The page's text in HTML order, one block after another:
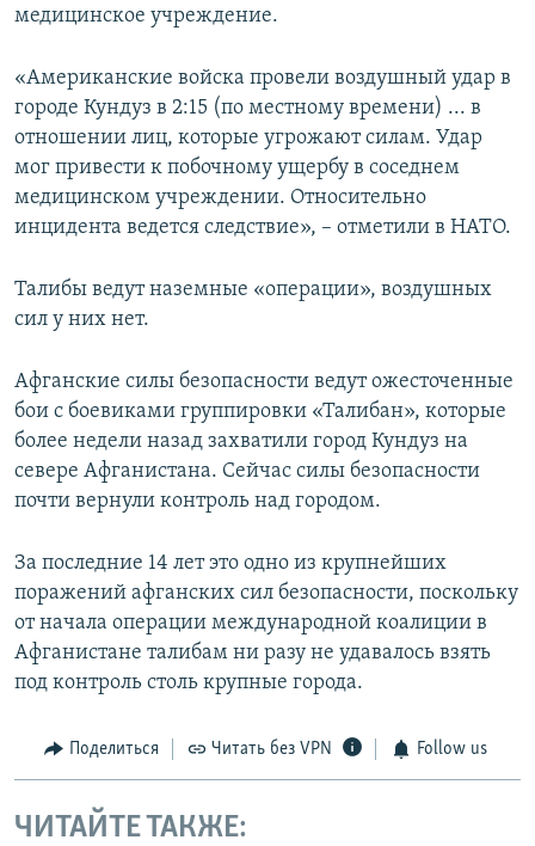
медицинское учреждение.
«Американские войска провели воздушный удар в
городе Кундуз в 2:15 (по местному времени) ... в
отношении лиц, которые угрожают силам. Удар
мог привести к побочному ущербу в соседнем
медицинском учреждении. Относительно
инцидента ведется следствие», – отметили в НАТО.
Талибы ведут наземные «операции», воздушных
сил у них нет.
Афганские силы безопасности ведут ожесточенные
бои с боевиками группировки «Талибан», которые
более недели назад захватили город Кундуз на
севере Афганистана. Сейчас силы безопасности
почти вернули контроль над городом.
За последние 14 лет это одно из крупнейших
поражений афганских сил безопасности, поскольку
от начала операции международной коалиции в
Афганистане талибам ни разу не удавалось взять
под контроль столь крупные города.
Поделиться Читать без VPN Follow us
ЧИТАЙТЕ ТАКЖЕ: